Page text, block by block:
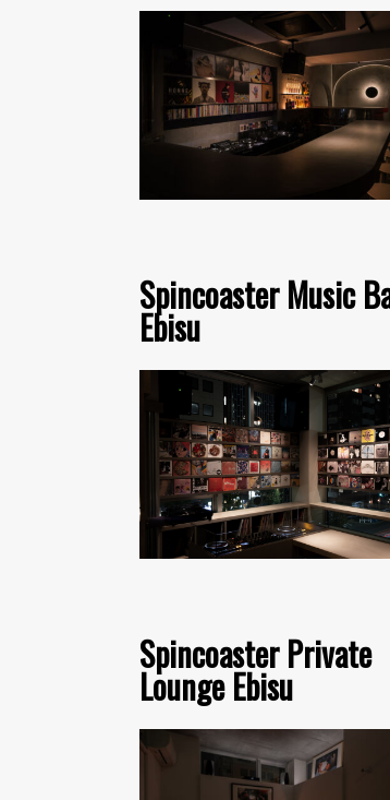
Spincoaster Music
Ebisu
Spincoaster Private
Lounge Ebisu